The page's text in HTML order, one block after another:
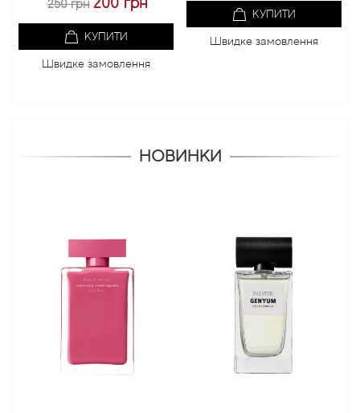
250 грн
КУПИТИ
Швидке замовлення
КУПИТИ
Швидке замовлення
НОВИНКИ